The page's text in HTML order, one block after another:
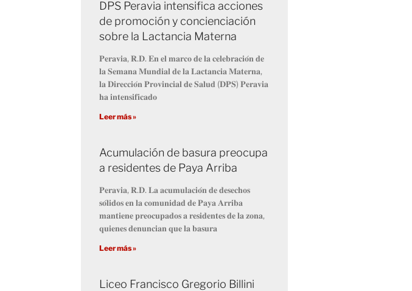
DPS Peravia intensifica acciones
de promoción y concienciación
sobre la Lactancia Materna
𝐏𝐞𝐫𝐚𝐯𝐢𝐚, 𝐑.𝐃. 𝐄𝐧 𝐞𝐥 𝐦𝐚𝐫𝐜𝐨 𝐝𝐞 𝐥𝐚 𝐜𝐞𝐥𝐞𝐛𝐫𝐚𝐜𝐢𝐨́𝐧 𝐝𝐞
𝐥𝐚 𝐒𝐞𝐦𝐚𝐧𝐚 𝐌𝐮𝐧𝐝𝐢𝐚𝐥 𝐝𝐞 𝐥𝐚 𝐋𝐚𝐜𝐭𝐚𝐧𝐜𝐢𝐚 𝐌𝐚𝐭𝐞𝐫𝐧𝐚,
𝐥𝐚 𝐃𝐢𝐫𝐞𝐜𝐜𝐢𝐨́𝐧 𝐏𝐫𝐨𝐯𝐢𝐧𝐜𝐢𝐚𝐥 𝐝𝐞 𝐒𝐚𝐥𝐮𝐝 (𝐃𝐏𝐒) 𝐏𝐞𝐫𝐚𝐯𝐢𝐚
𝐡𝐚 𝐢𝐧𝐭𝐞𝐧𝐬𝐢𝐟𝐢𝐜𝐚𝐝𝐨
Leer más »
Acumulación de basura preocupa
a residentes de Paya Arriba
𝐏𝐞𝐫𝐚𝐯𝐢𝐚, 𝐑.𝐃. 𝐋𝐚 𝐚𝐜𝐮𝐦𝐮𝐥𝐚𝐜𝐢𝐨́𝐧 𝐝𝐞 𝐝𝐞𝐬𝐞𝐜𝐡𝐨𝐬
𝐬𝐨́𝐥𝐢𝐝𝐨𝐬 𝐞𝐧 𝐥𝐚 𝐜𝐨𝐦𝐮𝐧𝐢𝐝𝐚𝐝 𝐝𝐞 𝐏𝐚𝐲𝐚 𝐀𝐫𝐫𝐢𝐛𝐚
𝐦𝐚𝐧𝐭𝐢𝐞𝐧𝐞 𝐩𝐫𝐞𝐨𝐜𝐮𝐩𝐚𝐝𝐨𝐬 𝐚 𝐫𝐞𝐬𝐢𝐝𝐞𝐧𝐭𝐞𝐬 𝐝𝐞 𝐥𝐚 𝐳𝐨𝐧𝐚,
𝐪𝐮𝐢𝐞𝐧𝐞𝐬 𝐝𝐞𝐧𝐮𝐧𝐜𝐢𝐚𝐧 𝐪𝐮𝐞 𝐥𝐚 𝐛𝐚𝐬𝐮𝐫𝐚
Leer más »
Liceo Francisco Gregorio Billini